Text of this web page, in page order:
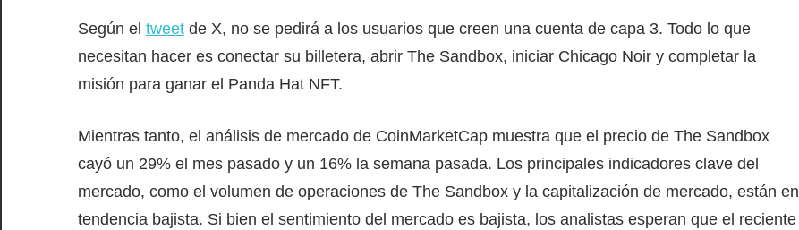
Según el tweet de X, no se pedirá a los usuarios que creen una cuenta de capa 3. Todo lo que
necesitan hacer es conectar su billetera, abrir The Sandbox, iniciar Chicago Noir y completar la
misión para ganar el Panda Hat NFT.
Mientras tanto, el análisis de mercado de CoinMarketCap muestra que el precio de The Sandbox
cayó un 29% el mes pasado y un 16% la semana pasada. Los principales indicadores clave del
mercado, como el volumen de operaciones de The Sandbox y la capitalización de mercado, están en
tendencia bajista. Si bien el sentimiento del mercado es bajista, los analistas esperan que el reciente